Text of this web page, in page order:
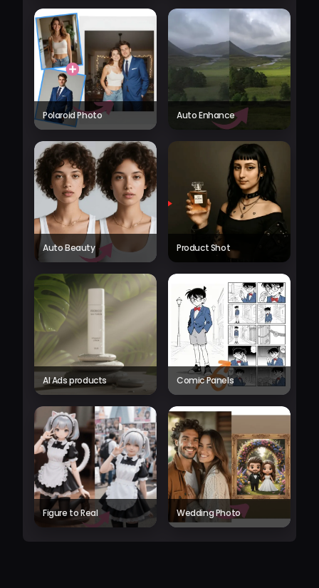
Polaroid Photo Auto Enhance
Auto Beauty Product Shot
AI Ads products Comic Panels
Figure to Real Wedding Photo